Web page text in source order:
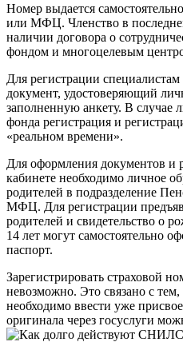
Номер выдается
или МФЦ. Членство в
наличии договора о
фондом и многоцелевым
Для регистрации
документ, удостоверяющий
заполненную анкету. В случае
фонда регистрация и
«реальном времени».
Для оформления документов и
кабинете необходимо личное
родителей в подразделение
МФЦ. Для регистрации
родителей и свидетельство о
14 лет могут самостоятельно
паспорт.
Зарегистрировать страховой
невозможно. Это связано с
необходимо ввести уже
оригинала через госуслуги